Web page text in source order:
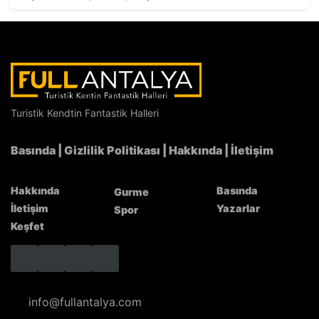
Tadında Anadolu Hatay Lezzet Günleri’nin yeni
durağı FTA Antalya Havalimanı
Turistik Kendtin Fantastik Halleri
Basında Gizlilik Politikası Hakkında İletişim
Hakkında
İletişim
Keşfet
Gurme
Spor
Basında
Yazarlar
info@fullantalya.com